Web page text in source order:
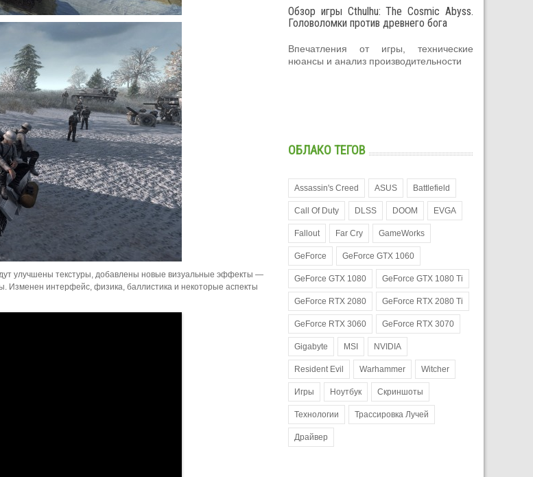
улучшены текстуры, добавлены новые визуальные эффекты —
Изменен интерфейс, физика, баллистика и некоторые аспекты
Обзор игры Cthulhu: The Cosmic Abyss.
Головоломки против древнего бога
Впечатления от игры, технические
нюансы и анализ производительности
ОБЛАКО ТЕГОВ
Assassin's Creed ASUS Battlefield
Call Of Duty DLSS DOOM EVGA
Fallout Far Cry GameWorks
GeForce GeForce GTX 1060
GeForce GTX 1080 GeForce GTX 1080 Ti
GeForce RTX 2080 GeForce RTX 2080 Ti
GeForce RTX 3060 GeForce RTX 3070
Gigabyte MSI NVIDIA
Resident Evil Warhammer Witcher
Игры Ноутбук Скриншоты
Технологии Трассировка Лучей
Драйвер